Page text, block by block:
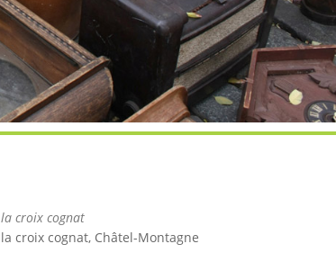
la croix cognat
la croix cognat, Châtel-Montagne